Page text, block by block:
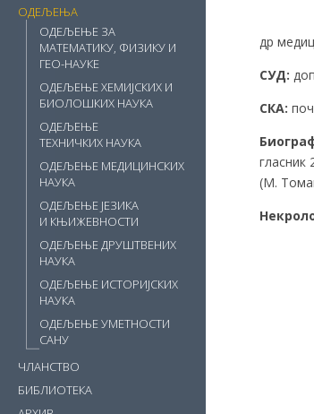
ОДЕЉЕЊА
ОДЕЉЕЊЕ ЗА
МАТЕМАТИКУ, ФИЗИКУ И
ГЕО-НАУКЕ
ОДЕЉЕЊЕ ХЕМИЈСКИХ И
БИОЛОШКИХ НАУКА
ОДЕЉЕЊЕ
ТЕХНИЧКИХ НАУКА
ОДЕЉЕЊЕ МЕДИЦИНСКИХ
НАУКА
ОДЕЉЕЊЕ ЈЕЗИКА
И КЊИЖЕВНОСТИ
ОДЕЉЕЊЕ ДРУШТВЕНИХ
НАУКА
ОДЕЉЕЊЕ ИСТОРИЈСКИХ
НАУКА
ОДЕЉЕЊЕ УМЕТНОСТИ
САНУ
ЧЛАНСТВО
БИБЛИОТЕКА
др
СУД:
СКА:
(М.